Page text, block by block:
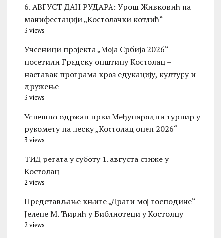
6. АВГУСТ ДАН РУДАРА: Урош Живковић на
манифестацији „Костолачки котлић“
3 views
Учесници пројекта „Моја Србија 2026“
посетили Градску општину Костолац –
наставак програма кроз едукацију, културу и
дружење
3 views
Успешно одржан први Међународни турнир у
рукомету на песку „Костолац опен 2026“
3 views
ТИД регата у суботу 1. августа стиже у
Костолац
2 views
Представљање књиге „Драги мој господине“
Јелене М. Ћирић у Библиотеци у Костолцу
2 views